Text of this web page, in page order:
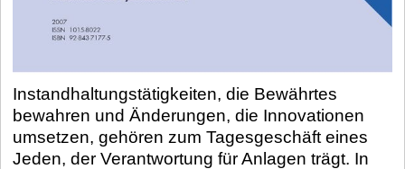
Instandhaltungstätigkeiten, die Bewährtes
bewahren und Änderungen, die Innovationen
umsetzen, gehören zum Tagesgeschäft eines
Jeden, der Verantwortung für Anlagen trägt. In